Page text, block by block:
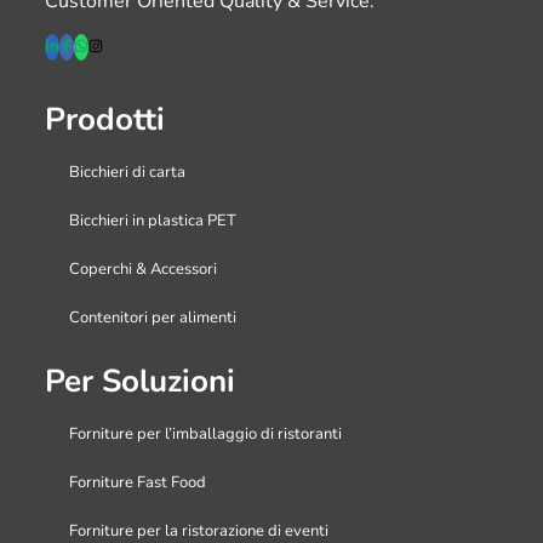
Prodotti
Bicchieri di carta
Bicchieri in plastica PET
Coperchi & Accessori
Contenitori per alimenti
Per Soluzioni
Forniture per l’imballaggio di ristoranti
Forniture Fast Food
Forniture per la ristorazione di eventi